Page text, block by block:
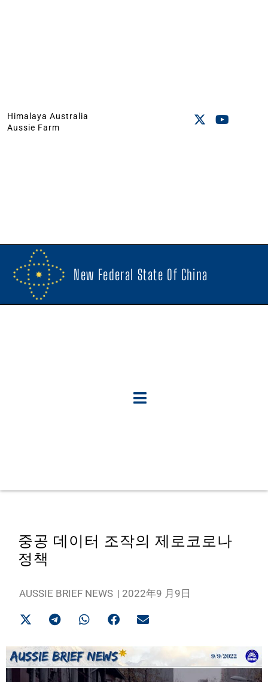
Himalaya Australia
Aussie Farm
New Federal State Of China
중공 데이터 조작의 제로코로나
정책
AUSSIE BRIEF NEWS | 2022年9 月9日